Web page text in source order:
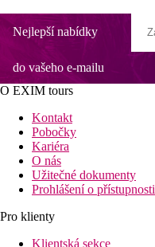
Nejlepší nabídky
do vašeho e-mailu
O EXIM tours
Kontakt
Pobočky
Kariéra
O nás
Užitečné dokumenty
Prohlášení o přístupnosti
Pro klienty
Klientská sekce